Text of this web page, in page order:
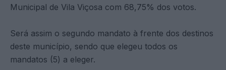
Municipal de Vila Viçosa com 68,75% dos votos.
Será assim o segundo mandato à frente dos destinos
deste município, sendo que elegeu todos os
mandatos (5) a eleger.